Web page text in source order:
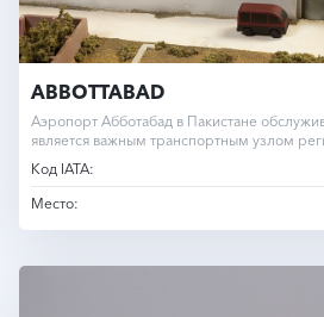
ABBOTTABAD
Аэропорт Абботабад в Пакистане
является важным транспортным узлом
Код IATA:
Место: